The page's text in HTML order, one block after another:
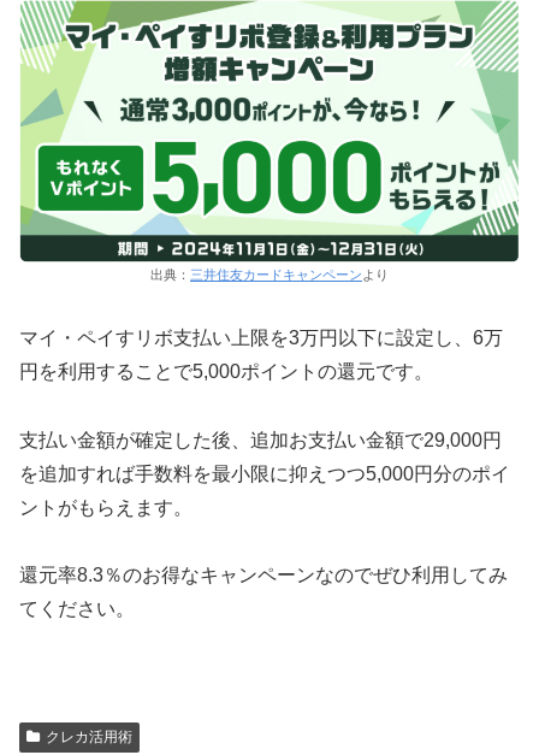
出典： 三井住友カードキャンペーン より
マイ・ペイすリボ支払い上限を3万円以下に設定し、6万
円を利用することで5,000ポイントの還元です。
支払い金額が確定した後、追加お支払い金額で29,000円
を追加すれば手数料を最小限に抑えつつ5,000円分のポイ
ントがもらえます。
還元率8.3％のお得なキャンペーンなのでぜひ利用してみ
てください。
クレカ活用術